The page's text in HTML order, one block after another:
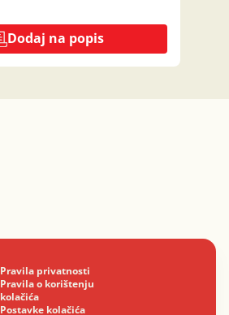
Dodaj na popis
Pravila privatnosti
Pravila o korištenju
kolačića
Postavke kolačića